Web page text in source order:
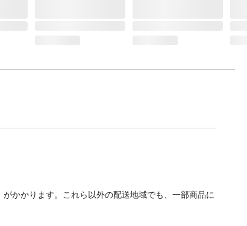
かかります。これら以外の配送地域でも、一部商品に